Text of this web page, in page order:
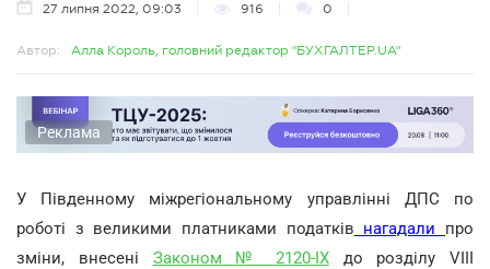
27 липня 2022, 09:03 916 0
Автор: Алла Король, головний редактор "БУХГАЛТЕР.UA"
Реклама
У Південному міжрегіональному управлінні ДПС по
роботі з великими платниками податків нагадали про
зміни, внесені Законом № 2120-IХдо розділу VIII